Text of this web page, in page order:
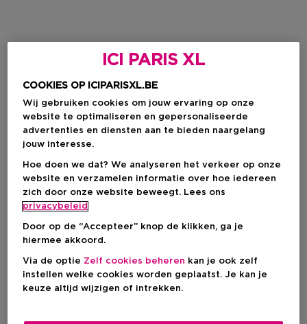
ICI PARIS XL
COOKIES OP ICIPARISXL.BE
Wij gebruiken cookies om jouw ervaring op onze
website te optimaliseren en gepersonaliseerde
advertenties en diensten aan te bieden naargelang
jouw interesse.
Hoe doen we dat? We analyseren het verkeer op onze
website en verzamelen informatie over hoe iedereen
zich door onze website beweegt. Lees ons
privacybeleid
Door op de “Accepteer” knop de klikken, ga je
hiermee akkoord.
Via de optie Zelf cookies beheren kan je ook zelf
instellen welke cookies worden geplaatst. Je kan je
keuze altijd wijzigen of intrekken.